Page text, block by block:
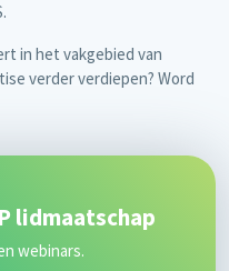
in het vakgebied van
verder verdiepen? Word
lidmaatschap
webinars.